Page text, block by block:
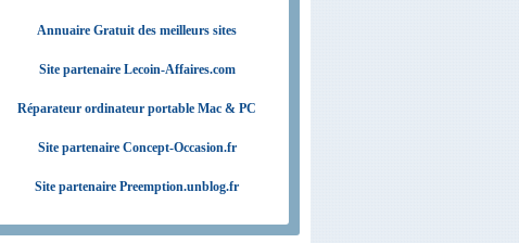
Annuaire Gratuit des meilleurs sites
Site partenaire Lecoin-Affaires.com
Réparateur ordinateur portable Mac & PC
Site partenaire Concept-Occasion.fr
Site partenaire Preemption.unblog.fr